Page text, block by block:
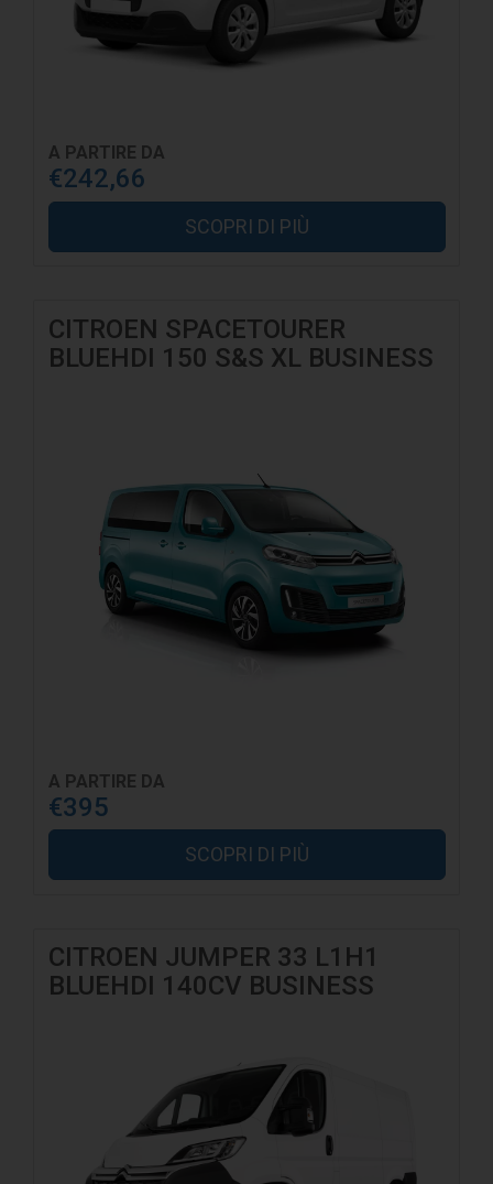
A PARTIRE DA
€242,66
SCOPRI DI PIÙ
CITROEN SPACETOURER
BLUEHDI 150 S&S XL BUSINESS
A PARTIRE DA
€395
SCOPRI DI PIÙ
CITROEN JUMPER 33 L1H1
BLUEHDI 140CV BUSINESS